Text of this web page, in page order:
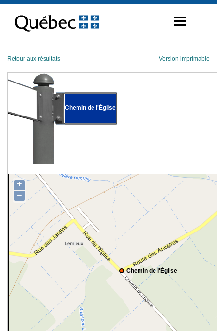
contenu
Retour aux résultats Version imprimable
Chemin de l'Église
Chemin de l'Église
+
−